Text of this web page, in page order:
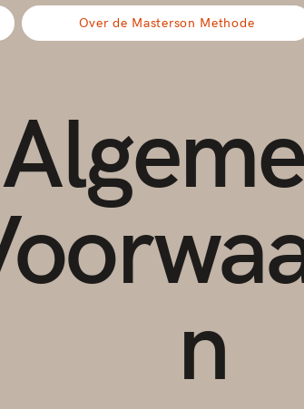
Over de Masterson Methode
n